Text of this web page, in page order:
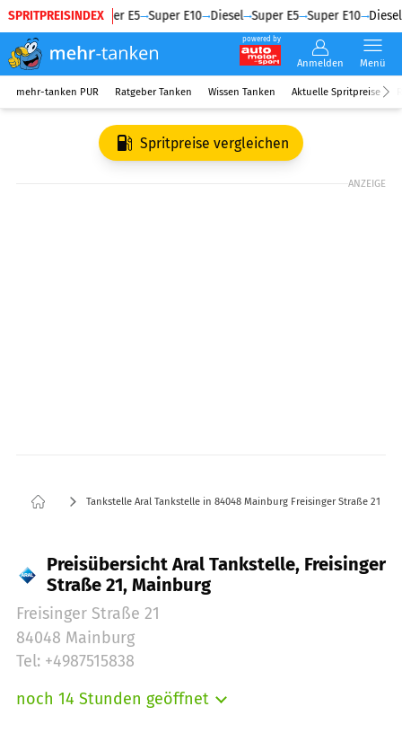
SPRITPREISINDEX
Diesel Super E5 Super E10 Diesel Super E5 Super E10 Diesel
powered by
Anmelden Menü
mehr-tanken PUR Ratgeber Tanken Wissen Tanken Aktuelle Spritpreise
Spritpreise vergleichen
ANZEIGE
Tankstelle Aral Tankstelle in 84048 Mainburg Freisinger Straße 21
Preisübersicht Aral Tankstelle, Freisinger
Straße 21, Mainburg
Freisinger Straße 21
84048 Mainburg
Tel: +4987515838
noch 14 Stunden geöffnet